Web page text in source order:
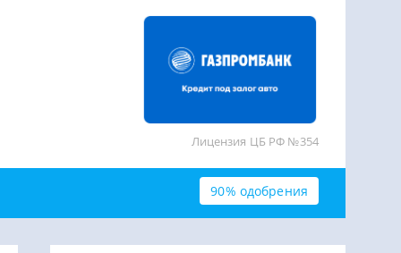
Без справок
На длительный срок
Лицензия ЦБ РФ №354
90% одобрения